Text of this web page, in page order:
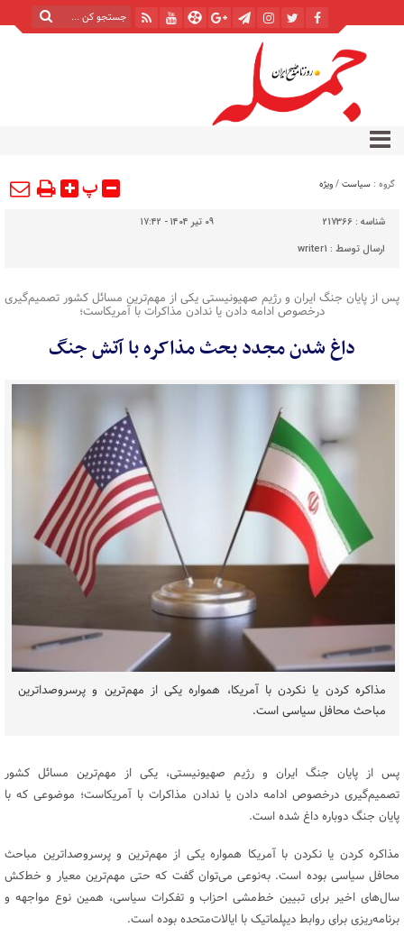
گروه : سیاست/ویژه پ
شناسه : 217366
۰۹ تیر ۱۴۰۴ - ۱۷:۴۲
ارسال توسط : writer1
پس از پایان جنگ ایران و رژیم صهیونیستی یکی از مهم‌ترین مسائل کشور تصمیم‌گیری
درخصوص ادامه دادن یا ندادن مذاکرات با آمریکاست؛
داغ شدن مجدد بحث مذاکره با آتش جنگ
مذاکره کردن یا نکردن با آمریکا، همواره یکی از مهم‌ترین و پرسروصداترین
مباحث محافل سیاسی است.
پس از پایان جنگ ایران و رژیم صهیونیستی، یکی از مهم‌ترین مسائل کشور
تصمیم‌گیری درخصوص ادامه دادن یا ندادن مذاکرات با آمریکاست؛ موضوعی که با
پایان جنگ دوباره داغ شده است.
مذاکره کردن یا نکردن با آمریکا همواره یکی از مهم‌ترین و پرسروصداترین مباحث
محافل سیاسی بوده است. به‌نوعی می‌توان گفت که حتی مهم‌ترین معیار و خط‌کش
سال‌های اخیر برای تبیین خط‌مشی احزاب و تفکرات سیاسی، همین نوع مواجهه و
برنامه‌ریزی برای روابط دیپلماتیک با ایالات‌متحده بوده است.